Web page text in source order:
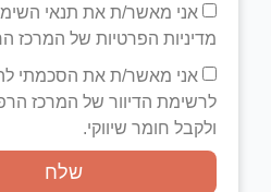
אני מאשר/ת את תנאי
מדיניות הפרטיות של המרכז
אני מאשר/ת את הסכמתי
לרשימת הדיוור של המרכז
ולקבל חומר שיווקי.
שלח